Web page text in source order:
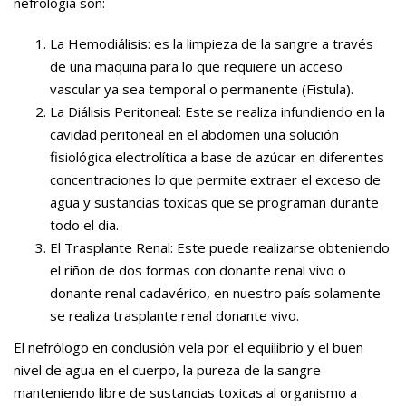
La Hemodiálisis: es la limpieza de la sangre a través
de una maquina para lo que requiere un acceso
vascular ya sea temporal o permanente (Fistula).
La Diálisis Peritoneal: Este se realiza infundiendo en la
cavidad peritoneal en el abdomen una solución
fisiológica electrolítica a base de azúcar en diferentes
concentraciones lo que permite extraer el exceso de
agua y sustancias toxicas que se programan durante
todo el dia.
El Trasplante Renal: Este puede realizarse obteniendo
el riñon de dos formas con donante renal vivo o
donante renal cadavérico, en nuestro país solamente
se realiza trasplante renal donante vivo.
El nefrólogo en conclusión vela por el equilibrio y el buen
nivel de agua en el cuerpo, la pureza de la sangre
manteniendo libre de sustancias toxicas al organismo a